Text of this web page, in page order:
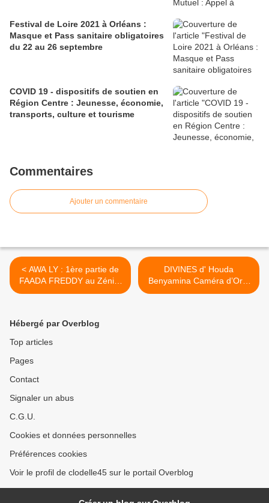
Festival de Loire 2021 à Orléans :
Masque et Pass sanitaire obligatoires
du 22 au 26 septembre
COVID 19 - dispositifs de soutien en
Région Centre : Jeunesse, économie,
transports, culture et tourisme
Commentaires
Ajouter un commentaire
< AWA LY : 1ère partie de
FAADA FREDDY au Zénith
de Paris le 26 mai 2016 -
DIVINES d' Houda
Benyamina Caméra d’Or...
>
Hébergé par Overblog
Top articles
Pages
Contact
Signaler un abus
C.G.U.
Cookies et données personnelles
Préférences cookies
Voir le profil de clodelle45 sur le portail Overblog